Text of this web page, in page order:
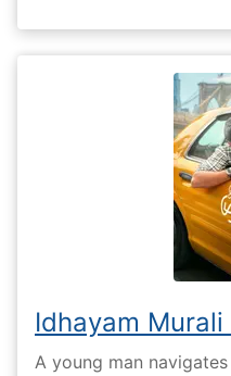
Idhayam
A young man